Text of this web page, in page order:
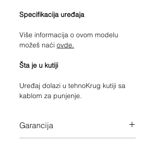
Specifikacija uređaja
Više informacija o ovom modelu
možeš naći ovde.
Šta je u kutiji
Uređaj dolazi u tehnoKrug kutiji sa
kablom za punjenje.
Garancija